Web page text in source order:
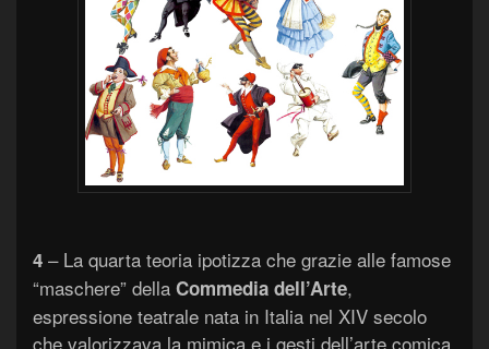
4 – La quarta teoria ipotizza che grazie alle famose
“maschere” della Commedia dell’Arte,
espressione teatrale nata in Italia nel XIV secolo
che valorizzava la mimica e i gesti dell’arte comica,